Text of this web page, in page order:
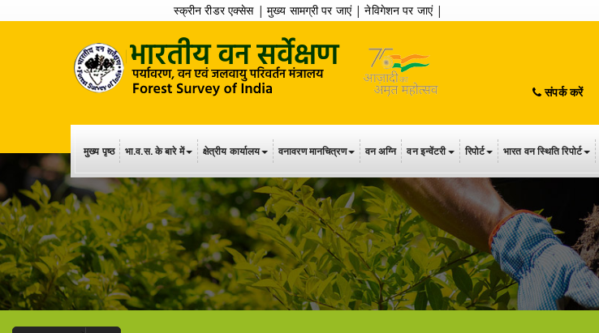
स्क्रीन रीडर एक्सेस|मुख्य सामग्री पर जाएं|नेविगेशन पर जाएं|
संपर्क करें
मुख्य पृष्ठ भा.व.स. के बारे में क्षेत्रीय कार्यालय वनावरण मानचित्रण वन अग्नि वन इन्वेंटरी रिपोर्ट भारत वन स्थिति रिपोर्ट